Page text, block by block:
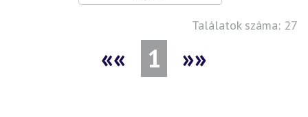
Találatok száma: 27
«« 1 »»